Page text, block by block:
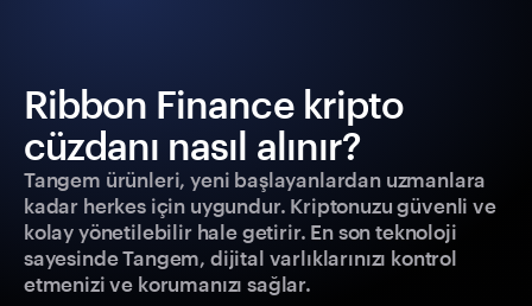
Ribbon Finance kripto
cüzdanı nasıl alınır?
Tangem ürünleri, yeni başlayanlardan uzmanlara
kadar herkes için uygundur. Kriptonuzu güvenli ve
kolay yönetilebilir hale getirir. En son teknoloji
sayesinde Tangem, dijital varlıklarınızı kontrol
etmenizi ve korumanızı sağlar.